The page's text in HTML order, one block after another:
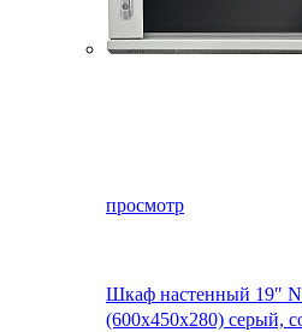
просмотр
Шкаф настенный 19″
(600x450x280) серый,